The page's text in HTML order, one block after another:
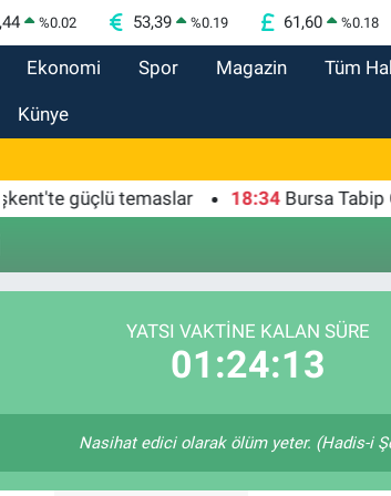
%0.02 53,39 %0.19 61,60 %0.18
Ekonomi Spor Magazin Tüm
Künye
güçlü temaslar 18:34 Bursa Tabip
YATSI VAKTİNE KALAN SÜRE
01:24:13
Nasihat edici olarak ölüm yeter. (Hadis-i